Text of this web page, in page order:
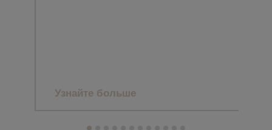
Узнайте больше